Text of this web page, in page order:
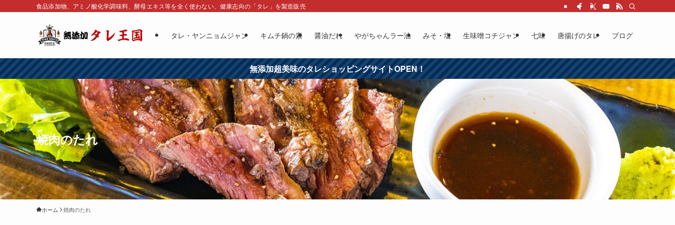
食品添加物、アミノ酸化学調味料、酵母エキス等を全く使わない、健康志向の「タレ」を製造販売
タレ・ヤンニョムジャン キムチ鍋の素 醤油だれ やがちゃんラー油 みそ・塩 生味噌コチジャン 七味 唐揚げのタレ ブログ
無添加超美味のタレショッピングサイトOPEN！
焼肉のたれ
ホーム 焼肉のたれ